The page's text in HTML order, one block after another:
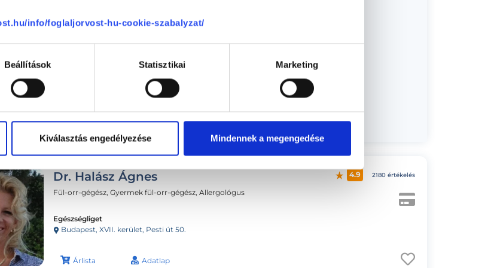
info/foglaljorvost-hu-cookie-szabalyzat/
Beállítások Statisztikai Marketing
Kiválasztás engedélyezése Mindennek a megengedése
Következő időpont:
Dr. Halász Ágnes
Fül-orr-gégész, Gyermek fül-orr-gégész, Allergológus
Egészségliget
Budapest, XVII. kerület, Pesti út 50.
Árlista Adatlap
4.9 2180 értékelés